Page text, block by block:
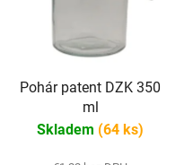
Pohár patent DZK 350
ml
Skladem (64 ks)